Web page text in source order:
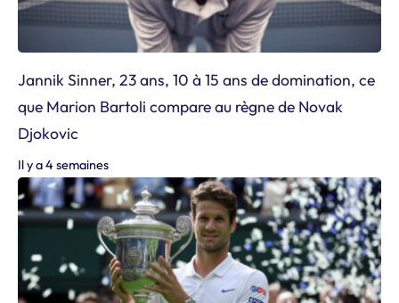
Jannik Sinner, 23 ans, 10 à 15 ans de domination, ce
que Marion Bartoli compare au règne de Novak
Djokovic
Il y a 4 semaines